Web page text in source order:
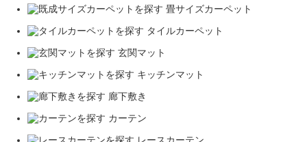
畳サイズカーペット
タイルカーペット
玄関マット
キッチンマット
廊下敷き
カーテン